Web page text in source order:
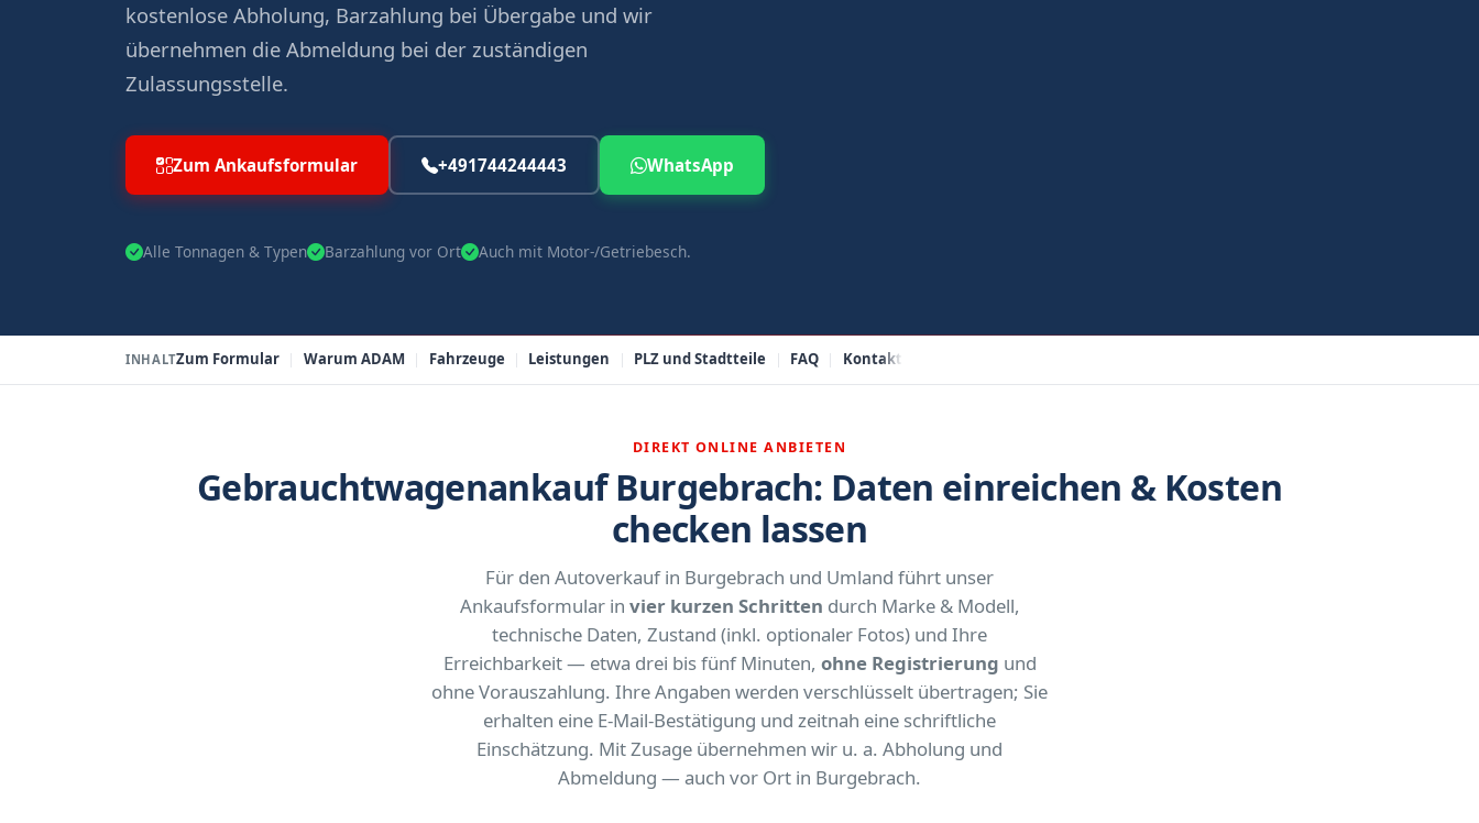
kostenlose Abholung, Barzahlung bei Übergabe und wir
übernehmen die Abmeldung bei der zuständigen
Zulassungsstelle.
Zum Ankaufsformular +491744244443 WhatsApp
Alle Tonnagen & Typen Barzahlung vor Ort Auch mit Motor-/Getriebesch.
INHALTZum Formular Warum ADAM Fahrzeuge Leistungen PLZ und Stadtteile FAQ Kontakt
DIREKT ONLINE ANBIETEN
Gebrauchtwagenankauf Burgebrach: Daten einreichen & Kosten
checken lassen
Für den Autoverkauf in Burgebrach und Umland führt unser
Ankaufsformular in vier kurzen Schritten durch Marke & Modell,
technische Daten, Zustand (inkl. optionaler Fotos) und Ihre
Erreichbarkeit — etwa drei bis fünf Minuten, ohne Registrierung und
ohne Vorauszahlung. Ihre Angaben werden verschlüsselt übertragen; Sie
erhalten eine E-Mail-Bestätigung und zeitnah eine schriftliche
Einschätzung. Mit Zusage übernehmen wir u. a. Abholung und
Abmeldung — auch vor Ort in Burgebrach.